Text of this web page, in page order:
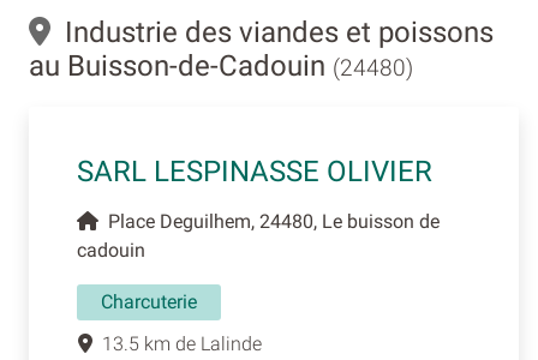
Industrie des viandes et poissons
au Buisson-de-Cadouin (24480)
SARL LESPINASSE OLIVIER
Place Deguilhem, 24480, Le buisson de
cadouin
Charcuterie
13.5 km de Lalinde